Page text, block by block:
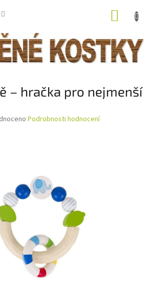
– hračka pro nejmenší
Podrobnosti hodnocení